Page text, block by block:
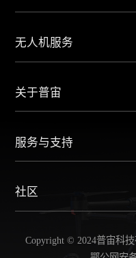
无人机服务
关于普宙
服务与支持
社区
Copyright © 2024普宙科